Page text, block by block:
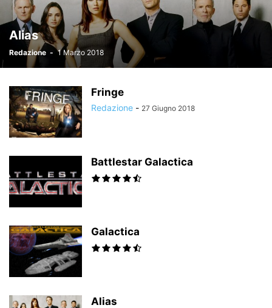
Alias
Redazione - 1 Marzo 2018
Fringe
Redazione - 27 Giugno 2018
Battlestar Galactica
Galactica
Alias